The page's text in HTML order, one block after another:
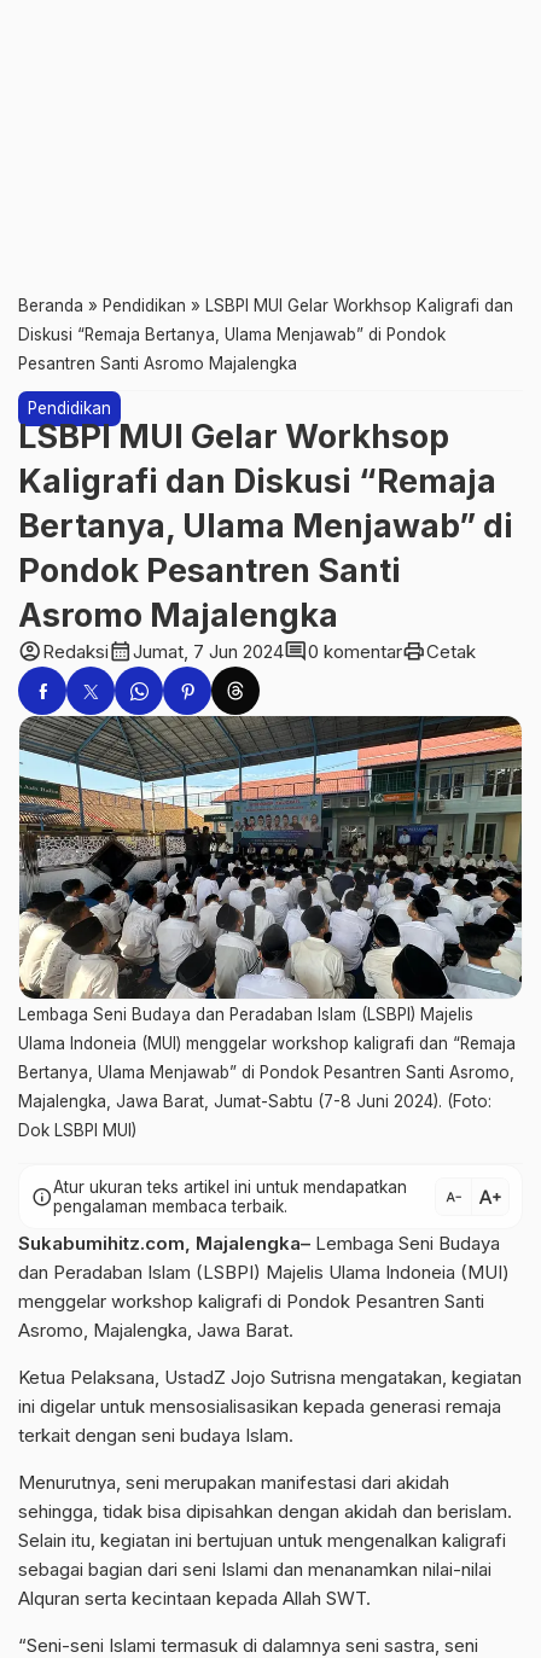
Beranda » Pendidikan » LSBPI MUI Gelar Workhsop Kaligrafi dan
Diskusi “Remaja Bertanya, Ulama Menjawab” di Pondok
Pesantren Santi Asromo Majalengka
Pendidikan
LSBPI MUI Gelar Workhsop
Kaligrafi dan Diskusi “Remaja
Bertanya, Ulama Menjawab” di
Pondok Pesantren Santi
Asromo Majalengka
account_circleRedaksicalendar_monthJumat, 7 Jun 2024comment0 komentarprintCetak
Lembaga Seni Budaya dan Peradaban Islam (LSBPI) Majelis
Ulama Indoneia (MUI) menggelar workshop kaligrafi dan “Remaja
Bertanya, Ulama Menjawab” di Pondok Pesantren Santi Asromo,
Majalengka, Jawa Barat, Jumat-Sabtu (7-8 Juni 2024). (Foto:
Dok LSBPI MUI)
infoAtur ukuran teks artikel ini untuk mendapatkan
pengalaman membaca terbaik.
text_decrease text_increase
Sukabumihitz.com, Majalengka– Lembaga Seni Budaya
dan Peradaban Islam (LSBPI) Majelis Ulama Indoneia (MUI)
menggelar workshop kaligrafi di Pondok Pesantren Santi
Asromo, Majalengka, Jawa Barat.
Ketua Pelaksana, UstadZ Jojo Sutrisna mengatakan, kegiatan
ini digelar untuk mensosialisasikan kepada generasi remaja
terkait dengan seni budaya Islam.
Menurutnya, seni merupakan manifestasi dari akidah
sehingga, tidak bisa dipisahkan dengan akidah dan berislam.
Selain itu, kegiatan ini bertujuan untuk mengenalkan kaligrafi
sebagai bagian dari seni Islami dan menanamkan nilai-nilai
Alquran serta kecintaan kepada Allah SWT.
“Seni-seni Islami termasuk di dalamnya seni sastra, seni